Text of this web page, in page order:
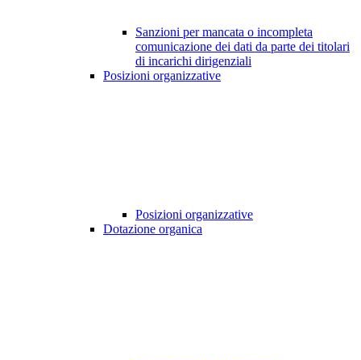
Sanzioni per mancata o incompleta
comunicazione dei dati da parte dei titolari
di incarichi dirigenziali
Posizioni organizzative
Posizioni organizzative
Dotazione organica